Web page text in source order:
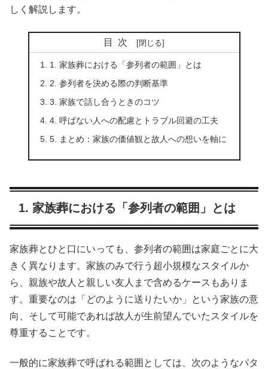
しく解説します。
目次
1. 家族葬における「参列者の範囲」とは
2. 参列者を決める際の判断基準
3. 家族で話し合うときのコツ
4. 呼ばない人への配慮とトラブル回避の工夫
5. まとめ：家族の価値観と故人への想いを軸に
1. 家族葬における「参列者の範囲」とは
家族葬とひと口にいっても、参列者の範囲は家庭ごとに大
きく異なります。家族のみで行う超小規模なスタイルか
ら、親族や故人と親しい友人まで含めるケースもありま
す。重要なのは「どのように送りたいか」という家族の意
向、そして可能であれば故人が生前望んでいたスタイルを
尊重することです。
一般的に家族葬で呼ばれる範囲としては、次のようなパタ